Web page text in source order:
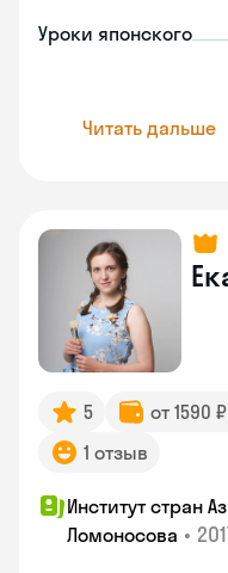
Уроки японского
Читать дальше
5 от 1590
1 отзыв
Институт стран
Ломоносова •